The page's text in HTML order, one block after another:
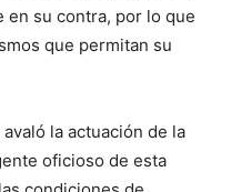
en su contra, por lo que
que permitan su
la actuación de la
oficioso de esta